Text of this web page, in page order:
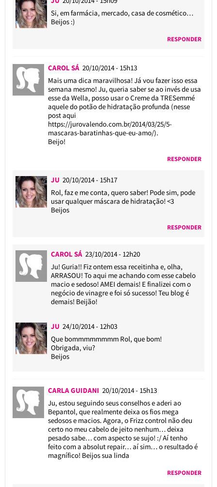
Si, em farmácia, mercado, casa de cosmético…
Beijos :)
RESPONDER
CAROL SÁ 20/10/2014 - 15h13
Mais uma dica maravilhosa! Já vou fazer isso essa
semana mesmo! Ju, queria saber se ao invés de usa
esse da Wella, posso usar o Creme da TRESemmé
aquele do potão de hidratação profunda (nesse
post aqui
https://jurovalendo.com.br/2014/03/25/5-
mascaras-baratinhas-que-eu-amo/).
Beijo!
RESPONDER
JU 20/10/2014 - 15h17
Rol, faz e me conta, quero saber! Pode sim, pode
usar qualquer máscara de hidratação! <3
Beijos
RESPONDER
CAROL SÁ23/10/2014 - 12h20
Ju! Guria!! Fiz ontem essa receitinha e, olha,
ARRASOU! To aqui me achando com esse cabelo
macio e sedoso! AMEI demais! E finalizei com o
negócio de vinagre e foi só sucesso! Teu blog é
demais! Beijão!
JU 24/10/2014 - 12h03
Que bommmmmmmm Rol, que bom!
Obrigada, viu?
Beijos
CARLA GUIDANI 20/10/2014 - 15h13
Ju, estou seguindo seus conselhos e aderi ao
Bepantol, que realmente deixa os fios mega
sedosos e macios. Agora, o Frizz control não deu
certo no meu cabelo de jeito nenhum… deixa
pesado sabe… com aspecto se sujo! :/ Aí tenho
feito com a absolut repair… aí sim… o resultado é
magnífico! Beijos sua linda
RESPONDER